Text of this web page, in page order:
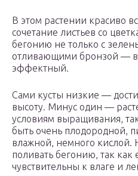
В этом растении красиво
сочетание листьев со
бегонию не только с
отливающими бронзой —
эффектный.
Сами кусты низкие —
высоту. Минус один —
условиям выращивания,
быть очень плодородной,
влажной, немного кислой.
поливать бегонию, так
чувствительны к влаге и